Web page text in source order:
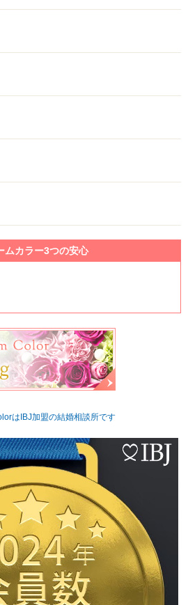
ムカラー3つの安心
はIBJ加盟の結婚相談所です